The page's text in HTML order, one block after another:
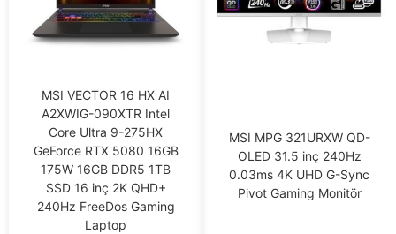
MSI VECTOR 16 HX AI
A2XWIG-090XTR Intel
Core Ultra 9-275HX
GeForce RTX 5080 16GB
175W 16GB DDR5 1TB
SSD 16 inç 2K QHD+
240Hz FreeDos Gaming
Laptop
MSI MPG 321URXW QD-
OLED 31.5 inç 240Hz
0.03ms 4K UHD G-Sync
Pivot Gaming Monitör